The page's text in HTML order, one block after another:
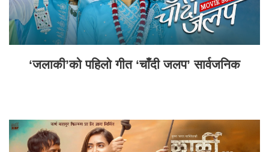
‘जलाकी’को पहिलो गीत ‘चाँदी जलप’ सार्वजनिक